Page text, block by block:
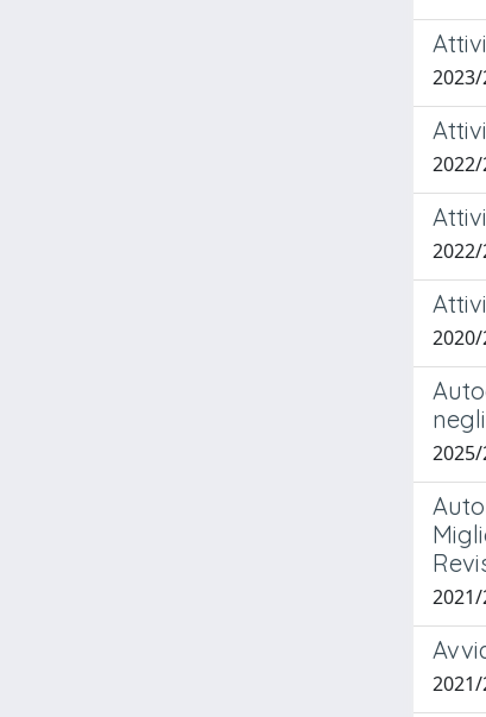
2023/
2022/
2022/
2020/
2025/
2021/
2021/